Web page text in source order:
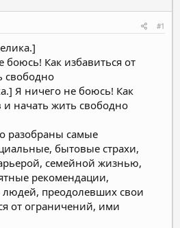
#1
боюсь! Как избавиться от
свободно
разобраны самые
бытовые страхи,
семейной жизнью,
рекомендации,
преодолевших свои
от ограничений, ими